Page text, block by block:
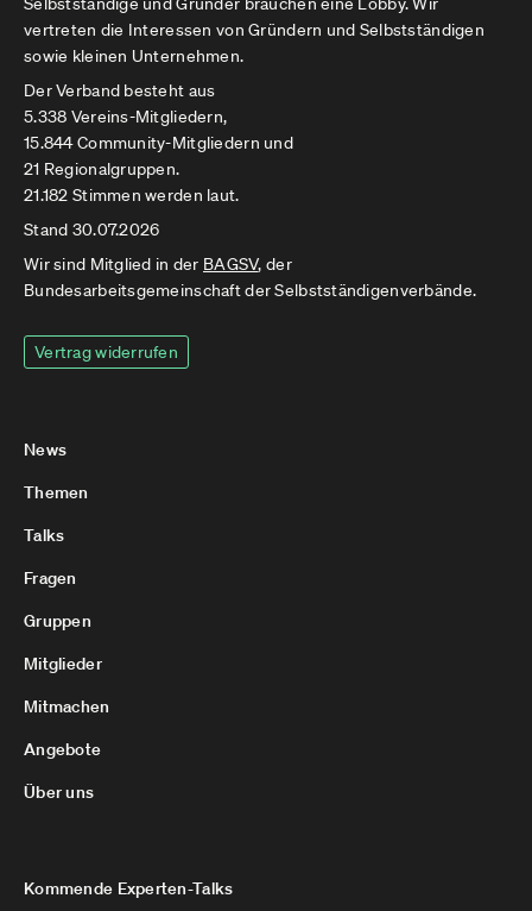
vertreten die Interessen von Gründern und Selbstständigen
sowie kleinen Unternehmen.
Der Verband besteht aus
5.338 Vereins-Mitgliedern,
15.844 Community-Mitgliedern und
21 Regionalgruppen.
21.182 Stimmen werden laut.
Stand 30.07.2026
Wir sind Mitglied in der BAGSV, der
Bundesarbeitsgemeinschaft der Selbstständigenverbände.
Vertrag widerrufen
News
Themen
Talks
Fragen
Gruppen
Mitglieder
Mitmachen
Angebote
Über uns
Kommende Experten-Talks